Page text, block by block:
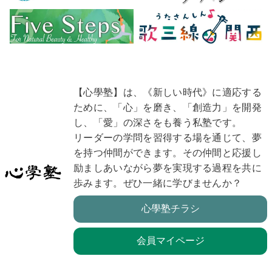
【心學塾】は、《新しい時代》に適応する
ために、「心」を磨き、「創造力」を開発
し、「愛」の深さをも養う私塾です。
リーダーの学問を習得する場を通じて、夢
を持つ仲間ができます。その仲間と応援し
励ましあいながら夢を実現する過程を共に
歩みます。ぜひ一緒に学びませんか？
心學塾チラシ
会員マイページ